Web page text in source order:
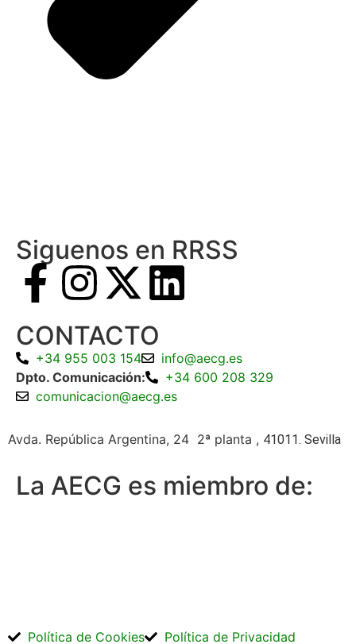
Siguenos en RRSS
CONTACTO
+34 955 003 154
info@aecg.es
Dpto. Comunicación:
+34 600 208 329
comunicacion@aecg.es
Avda. República Argentina, 24 2ª planta , 41011. Sevilla
La AECG es miembro de:
Política de Cookies
Política de Privacidad